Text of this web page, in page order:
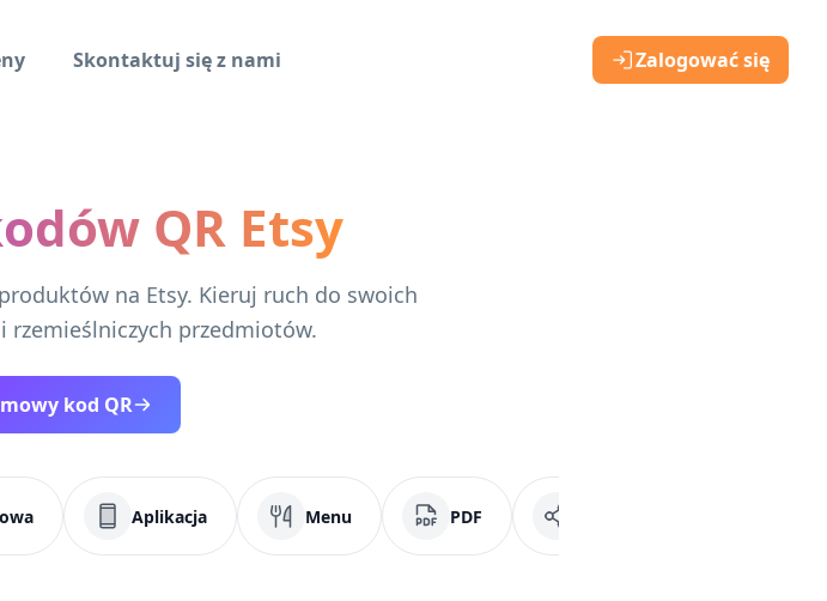
Skontaktuj się z nami Zalogować się
QR Etsy
na Etsy. Kieruj ruch do swoich
rzemieślniczych przedmiotów.
kod QR
Aplikacja Menu PDF